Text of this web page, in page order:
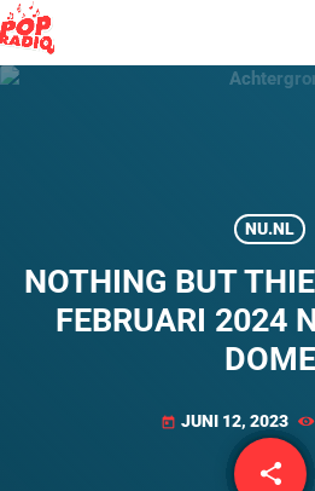
NU.NL
NOTHING BUT
FEBRUARI 2024
DOME
today JUNI 12, 2023
share
email